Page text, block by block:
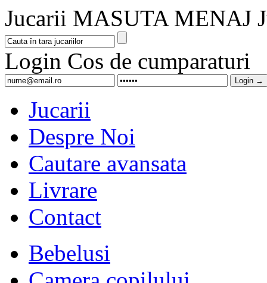
Jucarii MASUTA MENAJ
Login Cos de cumparaturi
Jucarii
Despre Noi
Cautare avansata
Livrare
Contact
Bebelusi